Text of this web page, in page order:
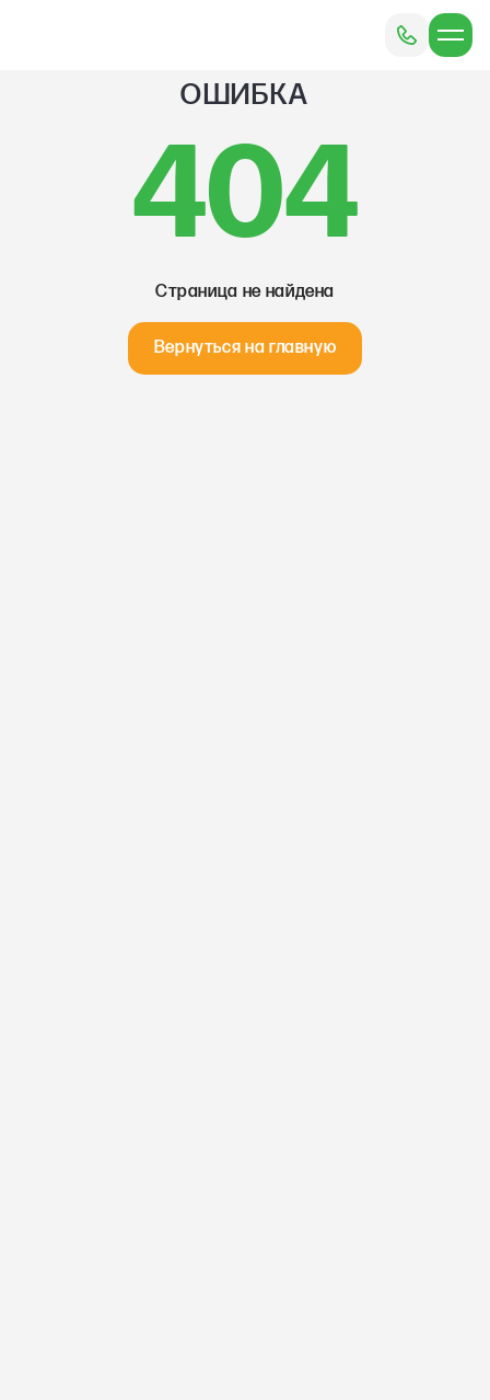
ОШИБКА
404
Страница не найдена
Вернуться на главную